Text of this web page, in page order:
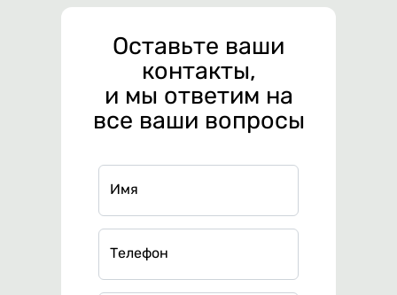
Оставьте ваши
контакты,
и мы ответим на
все ваши вопросы
Имя
Телефон